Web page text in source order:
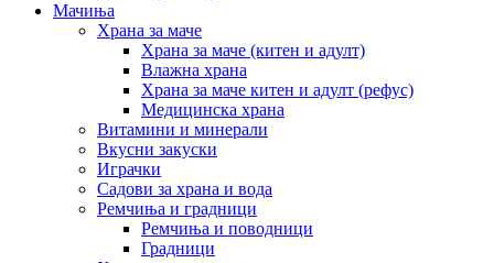
Мачиња
Храна за маче
Храна за маче (китен и адулт)
Влажна храна
Храна за маче китен и адулт (рефус)
Медицинска храна
Витамини и минерали
Вкусни закуски
Играчки
Садови за храна и вода
Ремчиња и градници
Ремчиња и поводници
Градници